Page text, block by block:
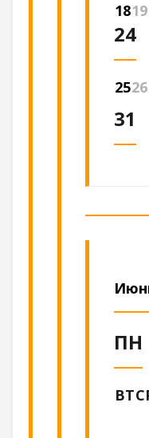
1819
24
2526
31
ПН
ВТ